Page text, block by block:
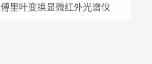
傅里叶变换显微红外光谱仪